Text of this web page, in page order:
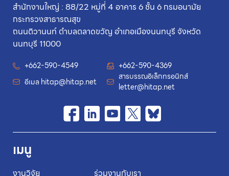
สำนักงานใหญ่ : 88/22 หมู่ที่ 4 อาคาร 6 ชั้น 6 กรมอนามัย
กระทรวงสาธารณสุข
ถนนติวานนท์ ตำบลตลาดขวัญ อำเภอเมืองนนทบุรี จังหวัด
นนทบุรี 11000
+662-590-4549
+662-590-4369
อีเมล hitap@hitap.net
สารบรรณอิเล็กทรอนิกส์
letter@hitap.net
เมนู
งานวิจัย ร่วมงานกับเรา